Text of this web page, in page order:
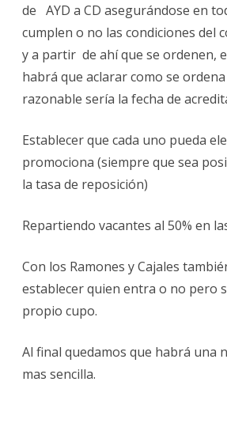
de AYD a CD asegurándose en
cumplen o no las condiciones del
y a partir de ahí que se ordenen,
habrá que aclarar como se
razonable sería la fecha de
Establecer que cada uno pueda
promociona (siempre que sea
la tasa de reposición)
Repartiendo vacantes al 50% en
Con los Ramones y Cajales
establecer quien entra o no pero
propio cupo.
Al final quedamos que habrá una
mas sencilla.